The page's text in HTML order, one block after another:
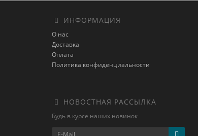
ИНФОРМАЦИЯ
О нас
Доставка
Оплата
Политика конфиденциальности
НОВОСТНАЯ РАССЫЛКА
Будь в курсе наших новинок